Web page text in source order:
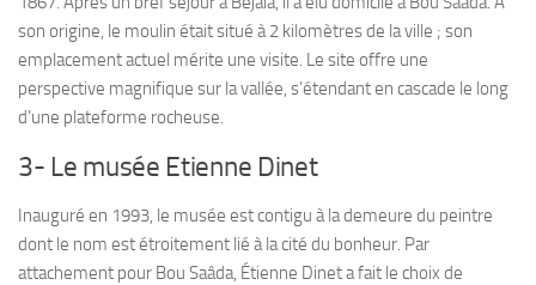
son origine, le moulin était situé à 2 kilomètres de la ville ; son
emplacement actuel mérite une visite. Le site offre une
perspective magnifique sur la vallée, s’étendant en cascade le long
d’une plateforme rocheuse.
3- Le musée Etienne Dinet
Inauguré en 1993, le musée est contigu à la demeure du peintre
dont le nom est étroitement lié à la cité du bonheur. Par
attachement pour Bou Saâda, Étienne Dinet a fait le choix de